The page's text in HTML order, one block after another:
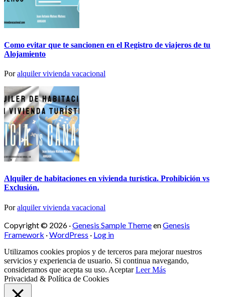
Como evitar que te sancionen en el Registro de viajeros de tu
Alojamiento
Poralquiler vivienda vacacional
Alquiler de habitaciones en vivienda turística. Prohibición vs
Exclusión.
Poralquiler vivienda vacacional
Copyright © 2026 ·Genesis Sample ThemeenGenesis
Framework ·WordPress · Log in
Utilizamos cookies propios y de terceros para mejorar nuestros
servicios y experiencia de usuario. Si continua navegando,
consideramos que acepta su uso. Aceptar Leer Más
Privacidad & Política de Cookies